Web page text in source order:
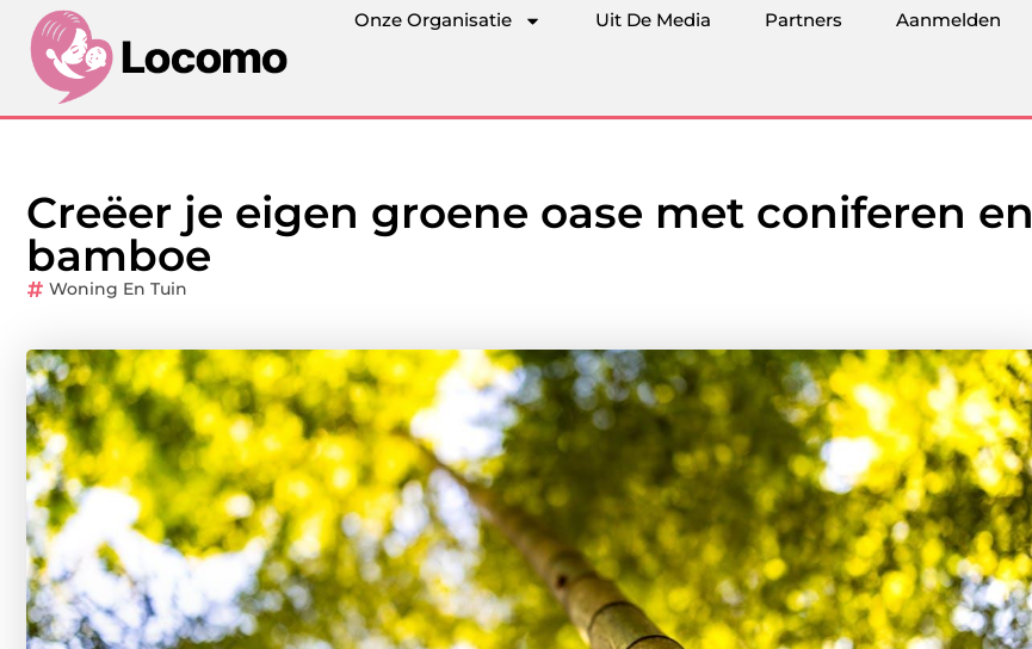
Onze Organisatie Uit De Media Partners Aanmelden
Creëer je eigen groene oase met coniferen en
bamboe
Woning En Tuin